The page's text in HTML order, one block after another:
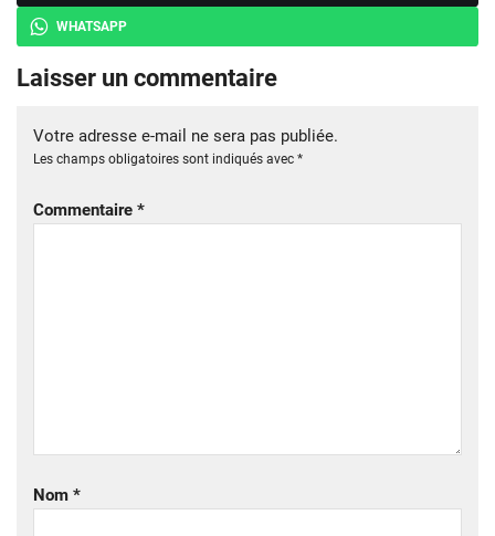
WHATSAPP
Laisser un commentaire
Votre adresse e-mail ne sera pas publiée.
Les champs obligatoires sont indiqués avec *
Commentaire *
Nom *